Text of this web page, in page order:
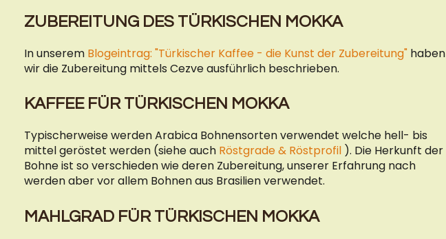
ZUBEREITUNG DES TÜRKISCHEN MOKKA
In unserem Blogeintrag: "Türkischer Kaffee - die Kunst der Zubereitung" haben
wir die Zubereitung mittels Cezve ausführlich beschrieben.
KAFFEE FÜR TÜRKISCHEN MOKKA
Typischerweise werden Arabica Bohnensorten verwendet welche hell- bis
mittel geröstet werden (siehe auch Röstgrade & Röstprofil ). Die Herkunft der
Bohne ist so verschieden wie deren Zubereitung, unserer Erfahrung nach
werden aber vor allem Bohnen aus Brasilien verwendet.
MAHLGRAD FÜR TÜRKISCHEN MOKKA